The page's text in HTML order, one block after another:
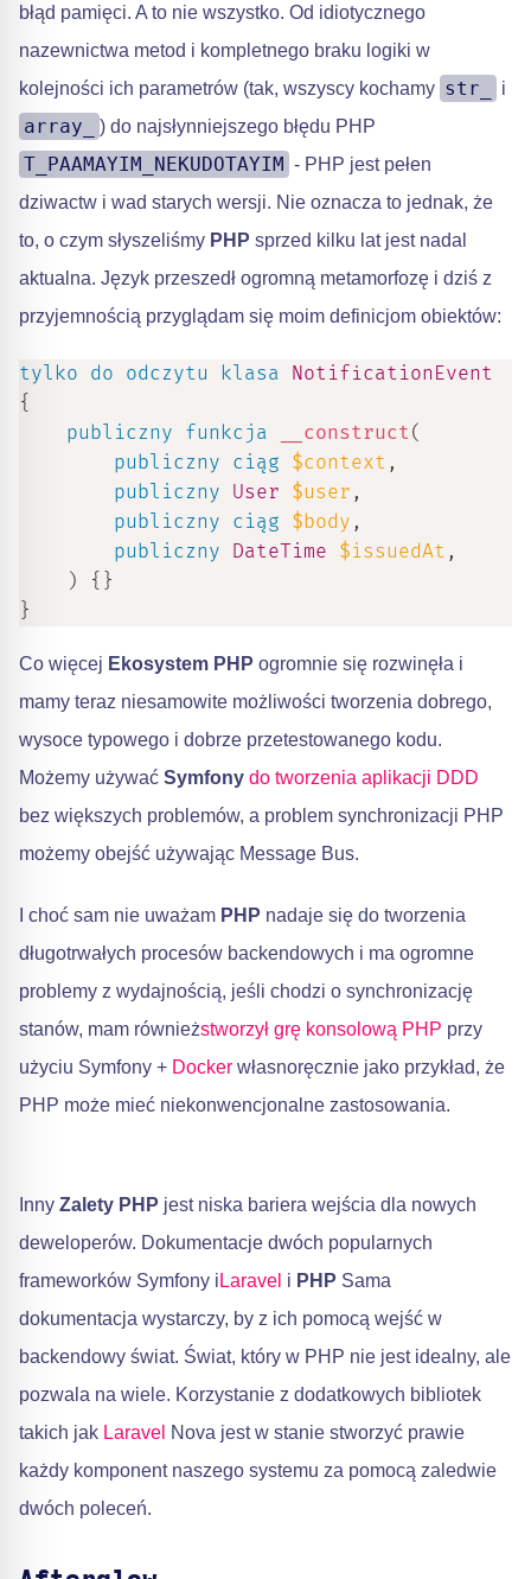
błąd pamięci. A to nie wszystko. Od idiotycznego
nazewnictwa metod i kompletnego braku logiki w
kolejności ich parametrów (tak, wszyscy kochamy str_ i
array_ ) do najsłynniejszego błędu PHP
T_PAAMAYIM_NEKUDOTAYIM - PHP jest pełen
dziwactw i wad starych wersji. Nie oznacza to jednak, że
to, o czym słyszeliśmy PHP sprzed kilku lat jest nadal
aktualna. Język przeszedł ogromną metamorfozę i dziś z
przyjemnością przyglądam się moim definicjom obiektów:
tylko do odczytu klasa NotificationEvent
{
publiczny funkcja __construct(
publiczny ciąg $context ,
publiczny User $user ,
publiczny ciąg $body ,
publiczny DateTime $issuedAt ,
)
{ }
}
Co więcej Ekosystem PHP ogromnie się rozwinęła i
mamy teraz niesamowite możliwości tworzenia dobrego,
wysoce typowego i dobrze przetestowanego kodu.
Możemy używać Symfony do tworzenia aplikacji DDD
bez większych problemów, a problem synchronizacji PHP
możemy obejść używając Message Bus.
I choć sam nie uważam PHP nadaje się do tworzenia
długotrwałych procesów backendowych i ma ogromne
problemy z wydajnością, jeśli chodzi o synchronizację
stanów, mam równieżstworzył grę konsolową PHP przy
użyciu Symfony + Docker własnoręcznie jako przykład, że
PHP może mieć niekonwencjonalne zastosowania.
Inny Zalety PHP jest niska bariera wejścia dla nowych
deweloperów. Dokumentacje dwóch popularnych
frameworków Symfony i Laravel i PHP Sama
dokumentacja wystarczy, by z ich pomocą wejść w
backendowy świat. Świat, który w PHP nie jest idealny, ale
pozwala na wiele. Korzystanie z dodatkowych bibliotek
takich jak Laravel Nova jest w stanie stworzyć prawie
każdy komponent naszego systemu za pomocą zaledwie
dwóch poleceń.